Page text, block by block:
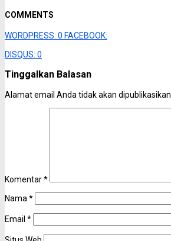
COMMENTS
WORDPRESS: 0 FACEBOOK:
DISQUS: 0
Tinggalkan Balasan
Alamat email Anda tidak akan dipublikasikan.
Komentar*
Nama *
Email *